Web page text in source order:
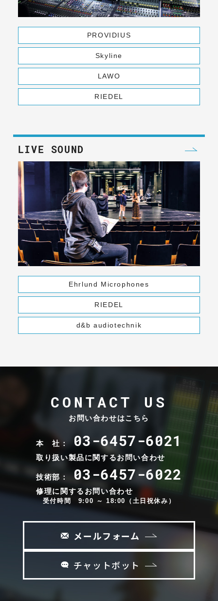
PROVIDIUS
Skyline
LAWO
RIEDEL
LIVE SOUND
Ehrlund Microphones
RIEDEL
d&b audiotechnik
CONTACT US
お問い合わせはこちら
本 社： 03-6457-6021
取り扱い製品に関するお問い合わせ
技術部： 03-6457-6022
修理に関するお問い合わせ
受付時間 9:00 ～ 18:00（土日祝休み）
メールフォーム
チャットボット